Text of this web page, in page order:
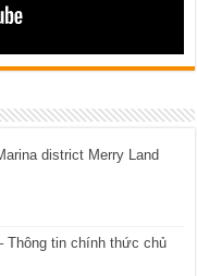
district Merry Land
Thông tin chính thức chủ